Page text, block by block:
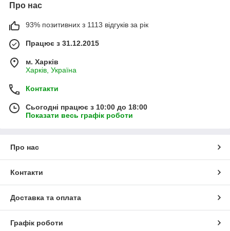
Про нас
93% позитивних з 1113 відгуків за рік
Працює з 31.12.2015
м. Харків
Харків, Україна
Контакти
Сьогодні працює з 10:00 до 18:00
Показати весь графік роботи
Про нас
Контакти
Доставка та оплата
Графік роботи